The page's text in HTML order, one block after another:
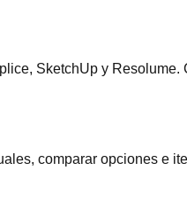
SketchUp y
comparar opciones e